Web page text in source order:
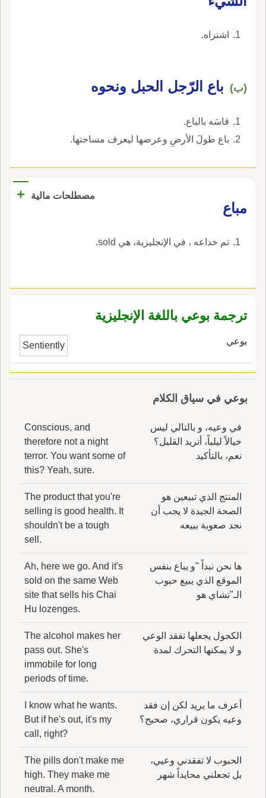
اشتراه.
(ب) باع الرّجل الحبل ونحوه
قاسَه بالباع.
باع طولَ الأرضِ وعرضها ليعرف مساحتها.
مصطلحات مالية
+
مباع
تم خداعه ، في الإنجليزية، هي sold.
ترجمة بوعي باللغة الإنجليزية
بوعي Sentiently
بوعي في سياق الكلام
في وعيه، و بالتالي ليس
خيالاً ليلياً، أتريد القليل؟
نعم، بالتأكيد
Conscious, and
therefore not a night
terror. You want some of
this? Yeah, sure.
المنتج الذي تبيعين هو
الصحة الجيدة لا يجب أن
نجد صعوبة ببيعه
The product that you're
selling is good health. It
shouldn't be a tough
sell.
ها نحن نبداً "و يباع بنفس
الموقع الذي يبيع حبوب
الـ"تشاي هو
Ah, here we go. And it's
sold on the same Web
site that sells his Chai
Hu lozenges.
الكحول يجعلها تفقد الوعي
و لا يمكنها التحرك لمدة
The alcohol makes her
pass out. She's
immobile for long
periods of time.
أعرف ما يريد لكن إن فقد
وعيه يكون قراري، صحيح؟
I know what he wants.
But if he's out, it's my
call, right?
الحبوب لا تفقدني وعيي،
بل تجعلني محايداً شهر
The pills don't make me
high. They make me
neutral. A month.